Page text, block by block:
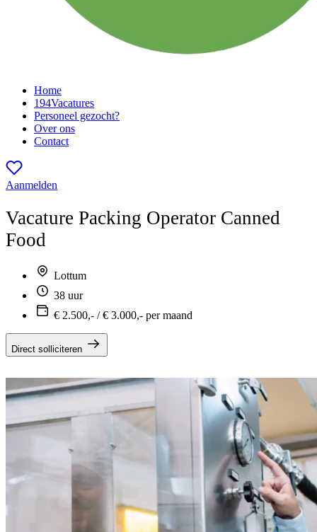
Home
194Vacatures
Personeel gezocht?
Over ons
Contact
Aanmelden
Vacature Packing Operator Canned
Food
Lottum
38 uur
€ 2.500,- / € 3.000,- per maand
Direct solliciteren